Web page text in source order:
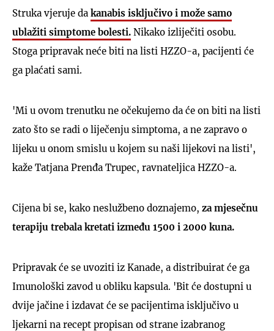
Struka vjeruje da kanabis isključivo i može samo
ublažiti simptome bolesti. Nikako izliječiti osobu.
Stoga pripravak neće biti na listi HZZO-a, pacijenti će
ga plaćati sami.
'Mi u ovom trenutku ne očekujemo da će on biti na listi
zato što se radi o liječenju simptoma, a ne zapravo o
lijeku u onom smislu u kojem su naši lijekovi na listi',
kaže Tatjana Prenđa Trupec, ravnateljica HZZO-a.
Cijena bi se, kako neslužbeno doznajemo, za mjesečnu
terapiju trebala kretati između 1500 i 2000 kuna.
Pripravak će se uvoziti iz Kanade, a distribuirat će ga
Imunološki zavod u obliku kapsula. 'Bit će dostupni u
dvije jačine i izdavat će se pacijentima isključivo u
ljekarni na recept propisan od strane izabranog